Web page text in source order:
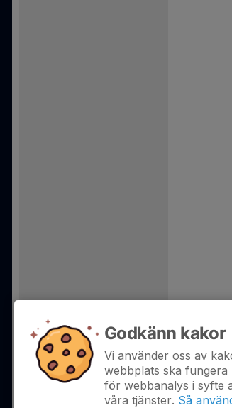
Godkänn kakor
Vi använder oss av
webbplats ska fungera
för webbanalys i syfte
våra tjänster. Så